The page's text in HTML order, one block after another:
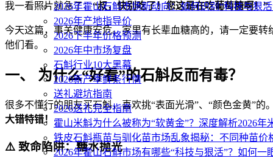
2026年霍山石斛市场新动向：如何识别“科技与狠
2026年产地指导价
2026下半年价格预测
2026年中市场复盘
石斛行业10大黑幕
2026新产季鲜条行情
送礼避坑指南
2026送礼完全指南
霍山米斛为什么被称为“软黄金”？深度解析2026年
铁皮石斛瓶苗与驯化苗市场乱象揭秘：不同种苗价
2026年霍山石斛市场有哪些“科技与狠活”？如何一
我一看照片就急了：“叔，快别吃了！您这是在吃葡萄糖啊！”
今天这篇，事关健康安危。家里有长辈血糖高的，请一定要转
他们看。
一、 为什么“好看”的石斛反而有毒？
很多不懂行的朋友买石斛，喜欢挑“表面光滑”、“颜色金黄”的
大错特错！
⚠️ 致命陷阱：糖水抛光